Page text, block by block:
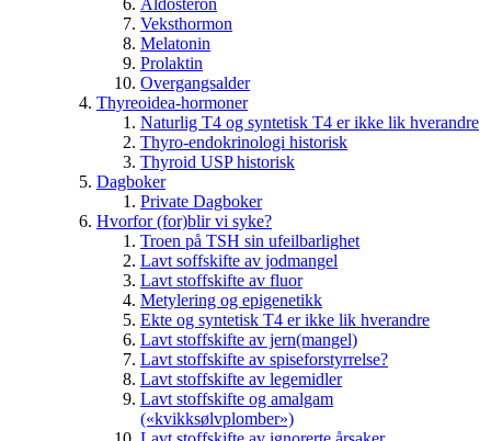
Aldosteron
Veksthormon
Melatonin
Prolaktin
Overgangsalder
Thyreoidea-hormoner
Naturlig T4 og syntetisk T4 er ikke lik hverandre
Thyro-endokrinologi historisk
Thyroid USP historisk
Dagboker
Private Dagboker
Hvorfor (for)blir vi syke?
Troen på TSH sin ufeilbarlighet
Lavt soffskifte av jodmangel
Lavt stoffskifte av fluor
Metylering og epigenetikk
Ekte og syntetisk T4 er ikke lik hverandre
Lavt stoffskifte av jern(mangel)
Lavt stoffskifte av spiseforstyrrelse?
Lavt stoffskifte av legemidler
Lavt stoffskifte og amalgam
(«kvikksølvplomber»)